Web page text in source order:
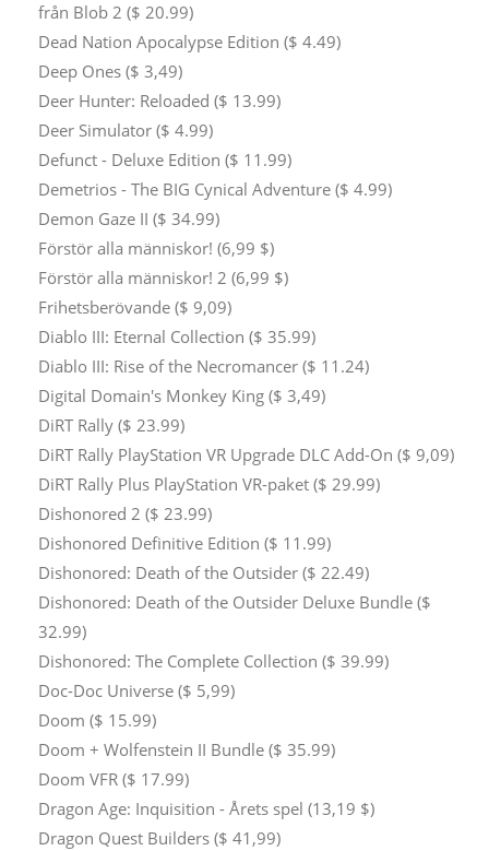
från Blob 2 ($ 20.99)
Dead Nation Apocalypse Edition ($ 4.49)
Deep Ones ($ 3,49)
Deer Hunter: Reloaded ($ 13.99)
Deer Simulator ($ 4.99)
Defunct - Deluxe Edition ($ 11.99)
Demetrios - The BIG Cynical Adventure ($ 4.99)
Demon Gaze II ($ 34.99)
Förstör alla människor! (6,99 $)
Förstör alla människor! 2 (6,99 $)
Frihetsberövande ($ 9,09)
Diablo III: Eternal Collection ($ 35.99)
Diablo III: Rise of the Necromancer ($ 11.24)
Digital Domain's Monkey King ($ 3,49)
DiRT Rally ($ 23.99)
DiRT Rally PlayStation VR Upgrade DLC Add-On ($ 9,09)
DiRT Rally Plus PlayStation VR-paket ($ 29.99)
Dishonored 2 ($ 23.99)
Dishonored Definitive Edition ($ 11.99)
Dishonored: Death of the Outsider ($ 22.49)
Dishonored: Death of the Outsider Deluxe Bundle ($
32.99)
Dishonored: The Complete Collection ($ 39.99)
Doc-Doc Universe ($ 5,99)
Doom ($ 15.99)
Doom + Wolfenstein II Bundle ($ 35.99)
Doom VFR ($ 17.99)
Dragon Age: Inquisition - Årets spel (13,19 $)
Dragon Quest Builders ($ 41,99)